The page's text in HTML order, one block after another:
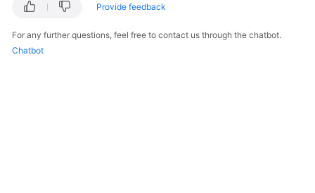
GeminiDB
Cassandra
API
Provide feedback
For any further questions, feel free to contact us through the chatbot.
Chatbot